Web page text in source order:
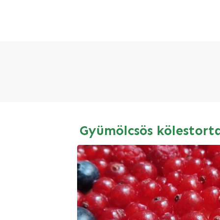
Gyümölcsös